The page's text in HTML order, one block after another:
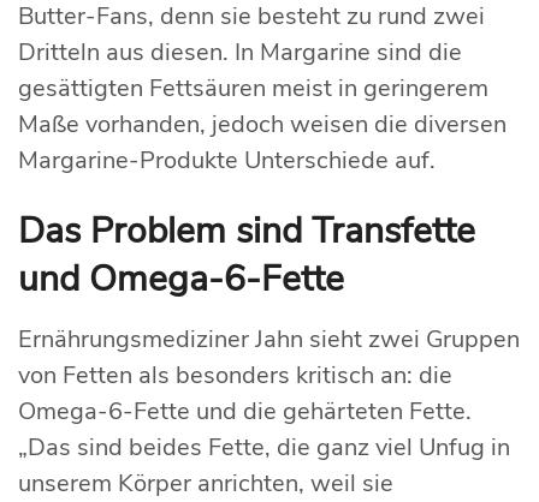
Butter-Fans, denn sie besteht zu rund zwei
Dritteln aus diesen. In Margarine sind die
gesättigten Fettsäuren meist in geringerem
Maße vorhanden, jedoch weisen die diversen
Margarine-Produkte Unterschiede auf.
Das Problem sind Transfette
und Omega-6-Fette
Ernährungsmediziner Jahn sieht zwei Gruppen
von Fetten als besonders kritisch an: die
Omega-6-Fette und die gehärteten Fette.
„Das sind beides Fette, die ganz viel Unfug in
unserem Körper anrichten, weil sie